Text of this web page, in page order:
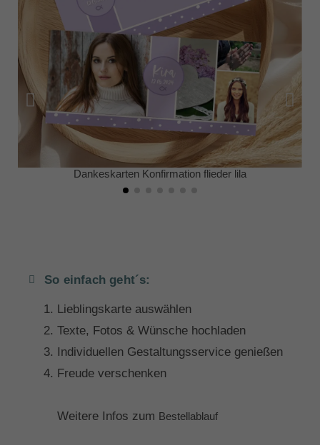
Dankeskarten Konfirmation flieder lila
So einfach geht´s:
Lieblingskarte auswählen
Texte, Fotos & Wünsche hochladen
Individuellen Gestaltungsservice genießen
Freude verschenken
Weitere Infos zum Bestellablauf